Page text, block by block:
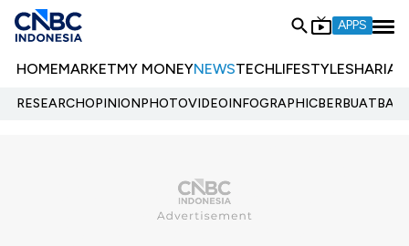
APPS
HOMEMARKETMY MONEYNEWSTECHLIFESTYLESHARIA
RESEARCHOPINIONPHOTOVIDEOINFOGRAPHIC